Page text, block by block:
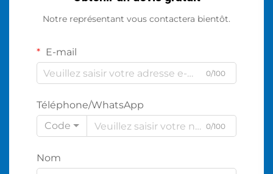
Notre représentant vous contactera bientôt.
E-mail
0/100
Téléphone/WhatsApp
Code
0/100
Nom